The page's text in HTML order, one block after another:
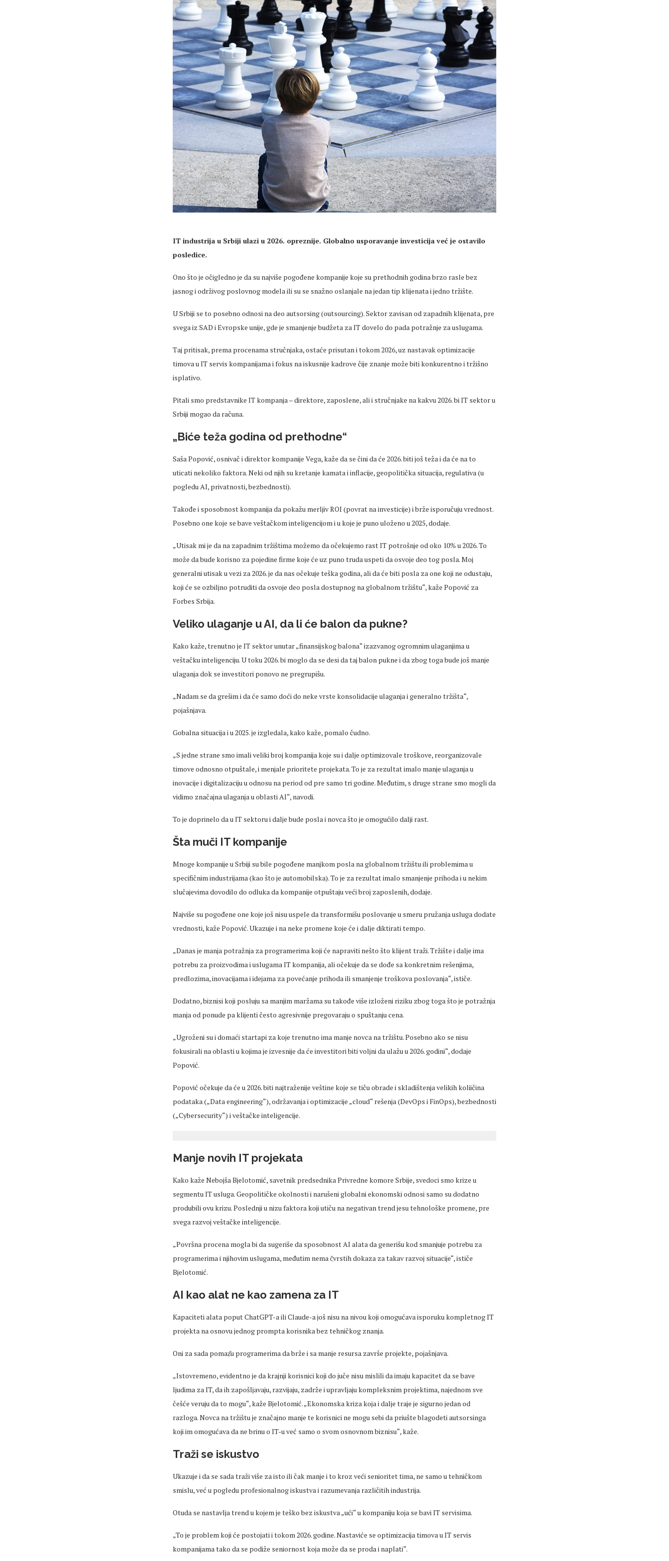
IT industrija u Srbiji ulazi u 2026. opreznije. Globalno usporavanje investicija već je ostavilo
posledice.
Ono što je očigledno je da su najviše pogođene kompanije koje su prethodnih godina brzo rasle bez
jasnog i održivog poslovnog modela ili su se snažno oslanjale na jedan tip klijenata i jedno tržište.
U Srbiji se to posebno odnosi na deo autsorsing(outsourcing). Sektor zavisan od zapadnih klijenata, pre
svega iz SAD i Evropske unije,gde je smanjenje budžeta za IT dovelo do pada potražnje za uslugama.
Taj pritisak, prema procenama stručnjaka, ostaće prisutan i tokom 2026, uz nastavak optimizacije
timova u IT servis kompanijama i fokus na iskusnije kadrove čije znanje može biti konkurentno i tržišno
isplativo.
Pitali smo predstavnike ITkompanja – direktore, zaposlene, ali i stručnjake na kakvu 2026. bi IT sektor u
Srbiji mogao da računa.
„Biće teža godina od prethodne“
Saša Popović, osnivač i direktor kompanije Vega, kaže da se čini da će 2026. biti još teža i da će na to
uticati nekoliko faktora. Neki od njih su kretanje kamata i inflacije, geopolitička situacija, regulativa (u
pogledu AI, privatnosti,bezbednosti).
Takođe i sposobnost kompanija da pokažu merljivROI (povrat na investicije) i brže isporučuju vrednost.
Posebno one koje se bave veštačkom inteligencijom i u koje je puno uloženo u 2025, dodaje.
„Utisak mi je da na zapadnim tržištima možemo da očekujemo rast IT potrošnje od oko 10% u 2026. To
može da bude korisno za pojedine firme koje će uz puno truda uspeti da osvoje deo tog posla. Moj
generalni utisak u vezi za 2026. je da nas očekuje teška godina, ali da će biti posla za one koji ne odustaju,
koji će se ozbiljno potruditi da osvoje deo posla dostupnog na globalnom tržištu“, kaže Popović za
Forbes Srbija.
Veliko ulaganje u AI, da li će balon da pukne?
Kako kaže, trenutno je IT sektor unutar„finansijskog balona“ izazvanog ogromnim ulaganjima u
veštačku inteligenciju. U toku 2026. bi moglo da se desi da taj balon pukne i da zbog toga bude još manje
ulaganja dok se investitori ponovo ne pregrupišu.
„Nadam se da grešim i da će samo doći do neke vrste konsolidacije ulaganja i generalno tržišta“,
pojašnjava.
Gobalna situacija i u 2025. je izgledala, kako kaže, pomalo čudno.
„S jedne strane smo imali veliki broj kompanija koje su i dalje optimizovale troškove, reorganizovale
timove odnosno otpuštale, i menjale prioritete projekata. To je za rezultat imalo manje ulaganja u
inovacije i digitalizaciju u odnosu na period od pre samo tri godine. Međutim, s druge strane smo mogli da
vidimo značajna ulaganja u oblasti AI“, navodi.
To je doprinelo da u IT sektoru i dalje bude posla i novca što je omogućilo dalji rast.
Šta muči IT kompanije
Mnoge kompanije u Srbiji su bile pogođene manjkom posla na globalnom tržištu ili problemima u
specifičnim industrijama (kao što je automobilska). To je za rezultat imalo smanjenje prihoda i u nekim
slučajevima dovodilo do odluka da kompanije otpuštaju veći broj zaposlenih, dodaje.
Najviše su pogođene one koje još nisu uspele da transformišu poslovanje u smeru pružanja usluga dodate
vrednosti, kaže Popović. Ukazuje i na neke promene koje će i dalje diktirati tempo.
„Danas je manja potražnja za programerima koji će napraviti nešto što klijent traži. Tržište i dalje ima
potrebu za proizvodima i uslugama IT kompanija, ali očekuje da se dođe sa konkretnim rešenjima,
predlozima, inovacijama i idejama za povećanje prihoda ili smanjenje troškova poslovanja“, ističe.
Dodatno, biznisi koji posluju sa manjim maržama su takođe više izloženi riziku zbog toga što je potražnja
manja od ponude pa klijenti često agresivnije pregovaraju o spuštanju cena.
„Ugroženi su i domaći startapi za koje trenutno ima manje novca na tržištu. Posebno ako se nisu
fokusirali na oblasti u kojima je izvesnije da će investitori biti voljni da ulažu u 2026. godini“, dodaje
Popović.
Popović očekuje da će u 2026. biti najtraženije veštine koje se tiču obrade i skladištenja velikih koliičina
podataka („Data engineering“), održavanja i optimizacije „cloud“ rešenja (DevOps i FinOps),bezbednosti
(„Cybersecurity“) i veštačke inteligencije.
Manje novih IT projekata
Kako kaže Nebojša Bjelotomić, savetnik predsednika Privredne komore Srbije, svedoci smo krize u
segmentu IT usluga. Geopolitičke okolnosti i narušeni globalni ekonomski odnosi samo su dodatno
produbili ovu krizu.Poslednji u nizu faktora koji utiču na negativan trend jesu tehnološke promene, pre
svega razvoj veštačke inteligencije.
„Površna procena mogla bi da sugeriše da sposobnost AI alata da generišu kod smanjuje potrebu za
programerima i njihovim uslugama, međutim nema č̣vrstih dokaza za takav razvoj situacije“, ističe
Bjelotomić.
AI kao alat ne kao zamena za IT
Kapaciteti alata poputChatGPT-a ili Claude-a još nisu na nivou koji omogućava isporuku kompletnog IT
projekta na osnovu jednog prompta korisnika bez tehničkog znanja.
Oni za sada pomaẓ̌u programerima da brže i sa manje resursa završe projekte, pojašnjava.
„Istovremeno, evidentno je da krajnji korisnici koji do juče nisu mislili da imaju kapacitet da se bave
ljudima za IT, da ih zapošljavaju, razvijaju, zadrže i upravljaju kompleksnim projektima, najednom sve
češće veruju da to mogu“, kaže Bjelotomić.„Ekonomska kriza koja i dalje traje je sigurno jedan od
razloga. Novca na tržištu je značajno manje te korisnici ne mogu sebi da priušteblagodeti autsorsinga
koji im omogućava da ne brinu o IT-u već samo o svom osnovnom biznisu“, kaže.
Traži se iskustvo
Ukazuje i da se sada traži više za isto ili čak manje i to kroz veći senioritettima, ne samo u tehničkom
smislu, već u pogledu profesionalnog iskustva i razumevanja različitih industrija.
Otuda se nastavlja trend u kojem je teško bez iskustva „ući“ u kompaniju koja se bavi IT servisima.
„To je problem koji će postojati i tokom 2026. godine. Nastaviće se optimizacija timova u IT servis
kompanijama tako da se podiže seniornostkoja može da se proda i naplati“.